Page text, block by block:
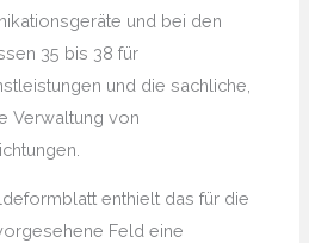
und bei den
35 bis 38 für
und die sachliche,
Verwaltung von
enthielt das für die
Feld eine